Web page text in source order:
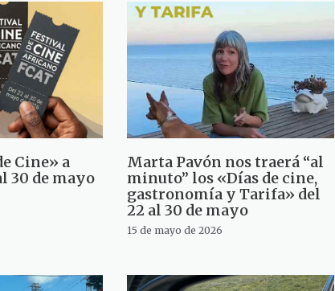
Cine» a
30 de mayo
Marta Pavón nos traerá “al
minuto” los «Días de cine,
gastronomía y Tarifa» del
22 al 30 de mayo
15 de mayo de 2026